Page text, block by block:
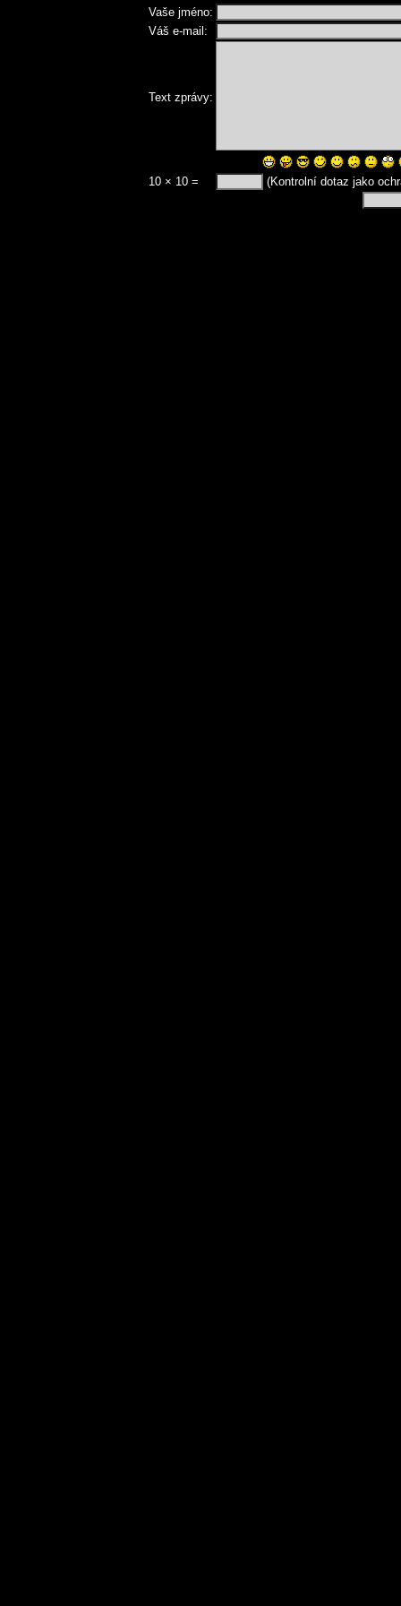
Vaše jméno:
Váš e-mail:
Text zprávy:
10 × 10 = (Kontrolní dotaz jako